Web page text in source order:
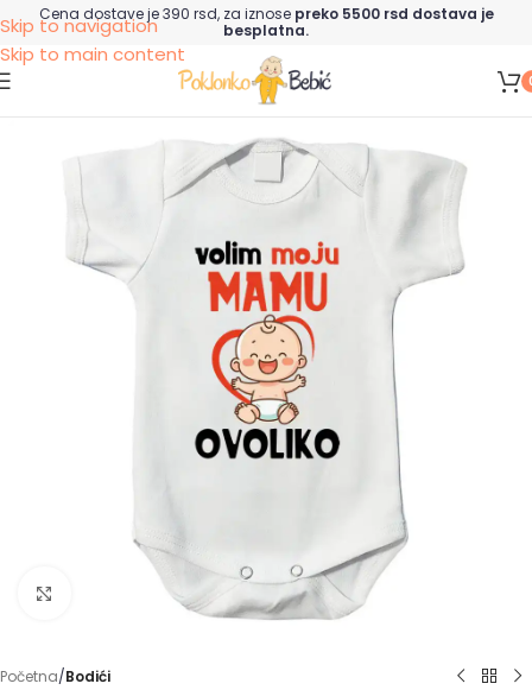
Skip to navigation
Skip to main content
Cena dostave je 390 rsd, za iznose preko 5500 rsd dostava je
besplatna.
Click to enlarge
Početna Bodići